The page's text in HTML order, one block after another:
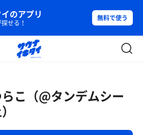
のアプリ
せる！
無料で使う
こ（@タンデムシー